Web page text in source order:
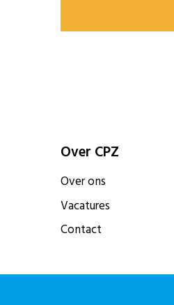
Over CPZ
Over ons
Vacatures
Contact